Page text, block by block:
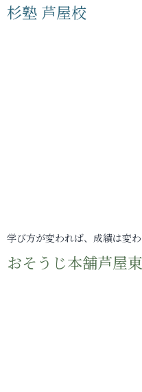
杉塾 芦屋校
学び方が変われば、成績は変わ
おそうじ本舗芦屋東